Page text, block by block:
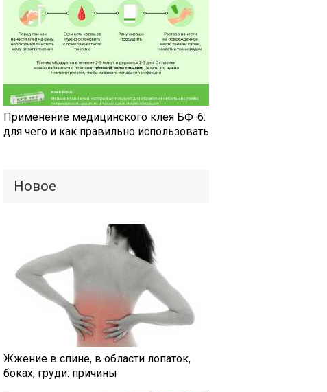
Применение медицинского клея БФ-6:
для чего и как правильно использовать
Новое
Жжение в спине, в области лопаток,
боках, груди: причины